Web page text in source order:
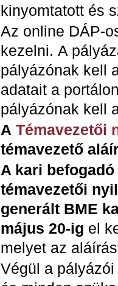
kinyomtatott és
Az online DÁP-
kezelni. A
pályázónak kell
adatait a
pályázónak kell
A Témavezetői
témavezető
A kari
témavezetői
generált BME
május 20-ig el
melyet az
Végül a